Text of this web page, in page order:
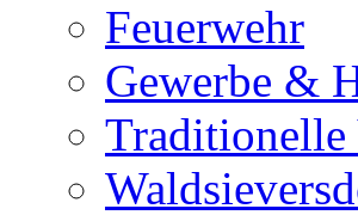
Feuerwehr
Gewerbe &
Traditionelle